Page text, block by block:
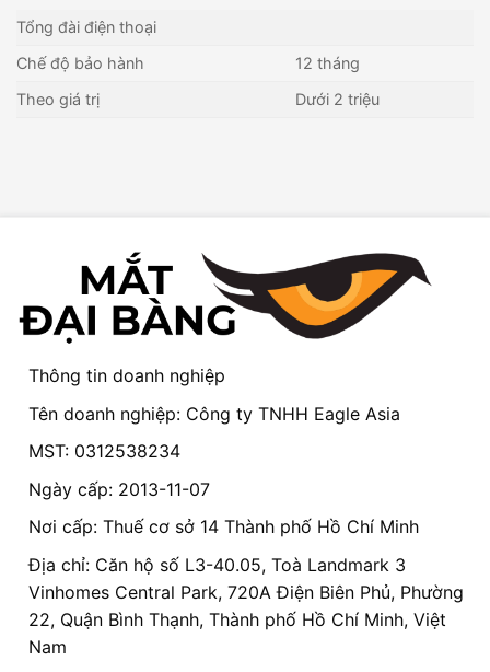
Tổng đài điện thoại
Chế độ bảo hành
12 tháng
Theo giá trị
Dưới 2 triệu
Thông tin doanh nghiệp
Tên doanh nghiệp: Công ty TNHH Eagle Asia
MST: 0312538234
Ngày cấp: 2013-11-07
Nơi cấp: Thuế cơ sở 14 Thành phố Hồ Chí Minh
Địa chỉ: Căn hộ số L3-40.05, Toà Landmark 3
Vinhomes Central Park, 720A Điện Biên Phủ, Phường
22, Quận Bình Thạnh, Thành phố Hồ Chí Minh, Việt
Nam